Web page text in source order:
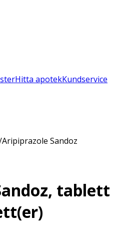
Hitta apotekKundservice
Aripiprazole Sandoz
tablett